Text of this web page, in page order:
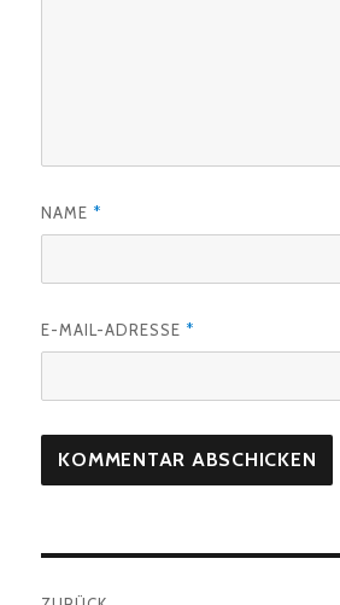
NAME *
E-MAIL-ADRESSE *